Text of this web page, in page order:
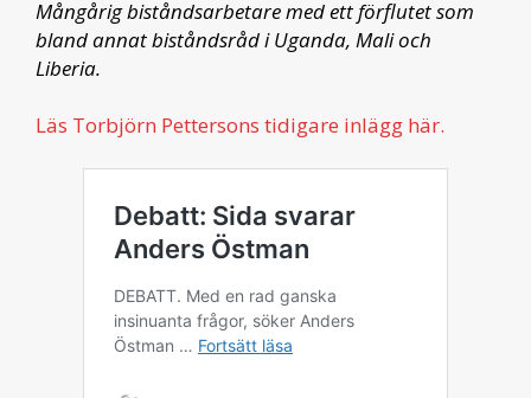
Mångårig biståndsarbetare med ett förflutet som
bland annat biståndsråd i Uganda, Mali och
Liberia.
Läs Torbjörn Pettersons tidigare inlägg här.